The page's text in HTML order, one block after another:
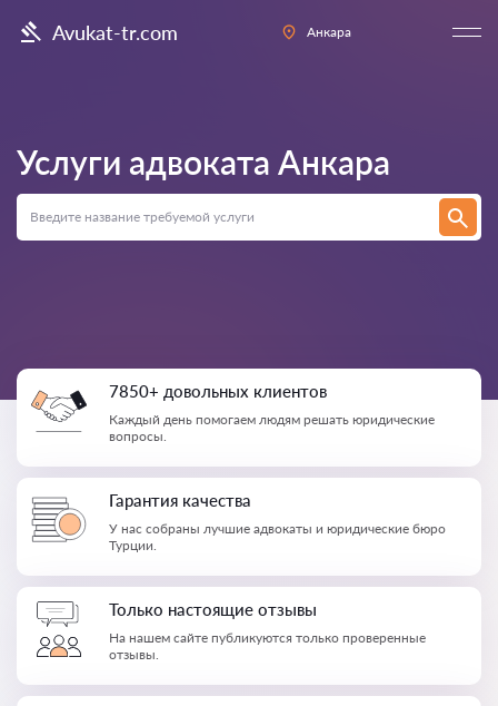
Avukat-tr.com Анкара
Услуги адвоката Анкара
7850+ довольных клиентов
Каждый день помогаем людям решать юридические
вопросы.
Гарантия качества
У нас собраны лучшие адвокаты и юридические бюро
Турции.
Только настоящие отзывы
На нашем сайте публикуются только проверенные
отзывы.